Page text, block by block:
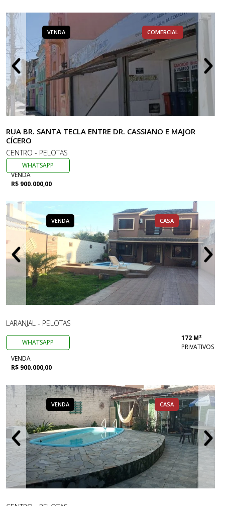
VENDA COMERCIAL
RUA BR. SANTA TECLA ENTRE DR. CASSIANO E MAJOR
CÍCERO
CENTRO - PELOTAS
WHATSAPP
VENDA
R$ 900.000,00
VENDA CASA
LARANJAL - PELOTAS
WHATSAPP
172 M²
PRIVATIVOS
VENDA
R$ 900.000,00
VENDA CASA